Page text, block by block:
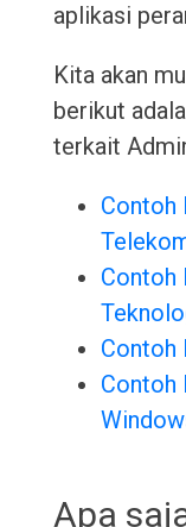
aplikasi
Kita akan
berikut
terkait
Contoh
Contoh
Contoh
Contoh
Apa